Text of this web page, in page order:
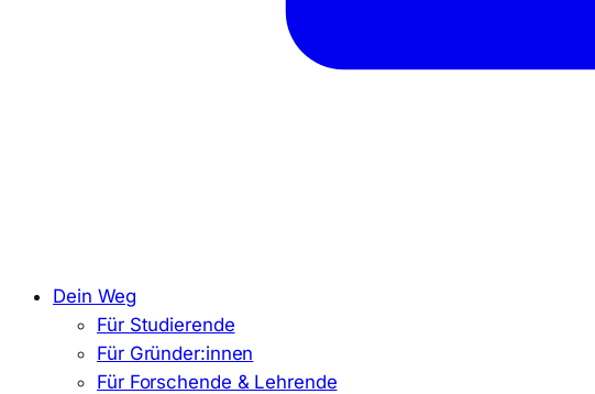
Dein Weg
Für Studierende
Für Gründer:innen
Für Forschende & Lehrende